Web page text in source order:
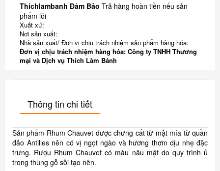
Thichlambanh Đảm Bảo Trả hàng hoàn tiền nếu sản
phẩm lỗi
Xuất xứ:
Nơi sản xuất:
Nhà sản xuất/ Đơn vị chịu trách nhiệm sản phẩm hàng hóa:
Đơn vị chịu trách nhiệm hàng hóa: Công ty TNHH Thương
mại và Dịch vụ Thích Làm Bánh
Thông tin chi tiết
Sản phẩm Rhum Chauvet được chưng cất từ mật mía từ quần
đảo Antilles nên có vị ngọt ngào và hương thơm dịu nhẹ đặc
trưng. Rượu Rhum Chauvet có màu nâu mật do quy trình ủ
trong thùng gỗ sồi tạo nên.